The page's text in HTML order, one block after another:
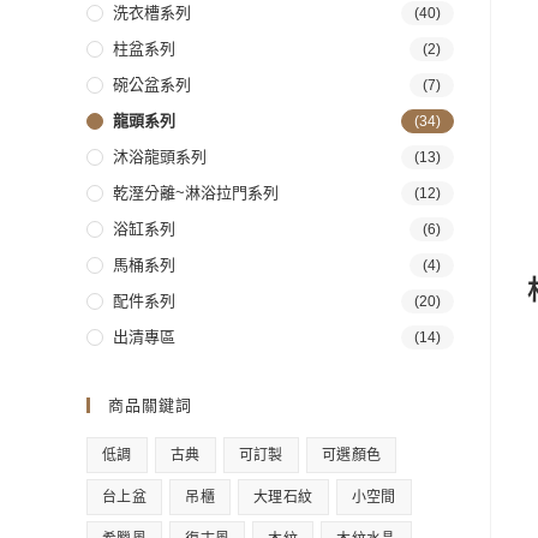
洗衣槽系列 (40)
柱盆系列 (2)
碗公盆系列 (7)
龍頭系列 (34)
沐浴龍頭系列 (13)
乾溼分離~淋浴拉門系列 (12)
浴缸系列 (6)
馬桶系列 (4)
配件系列 (20)
出清專區 (14)
商品關鍵詞
低調 古典 可訂製 可選顏色
台上盆 吊櫃 大理石紋 小空間